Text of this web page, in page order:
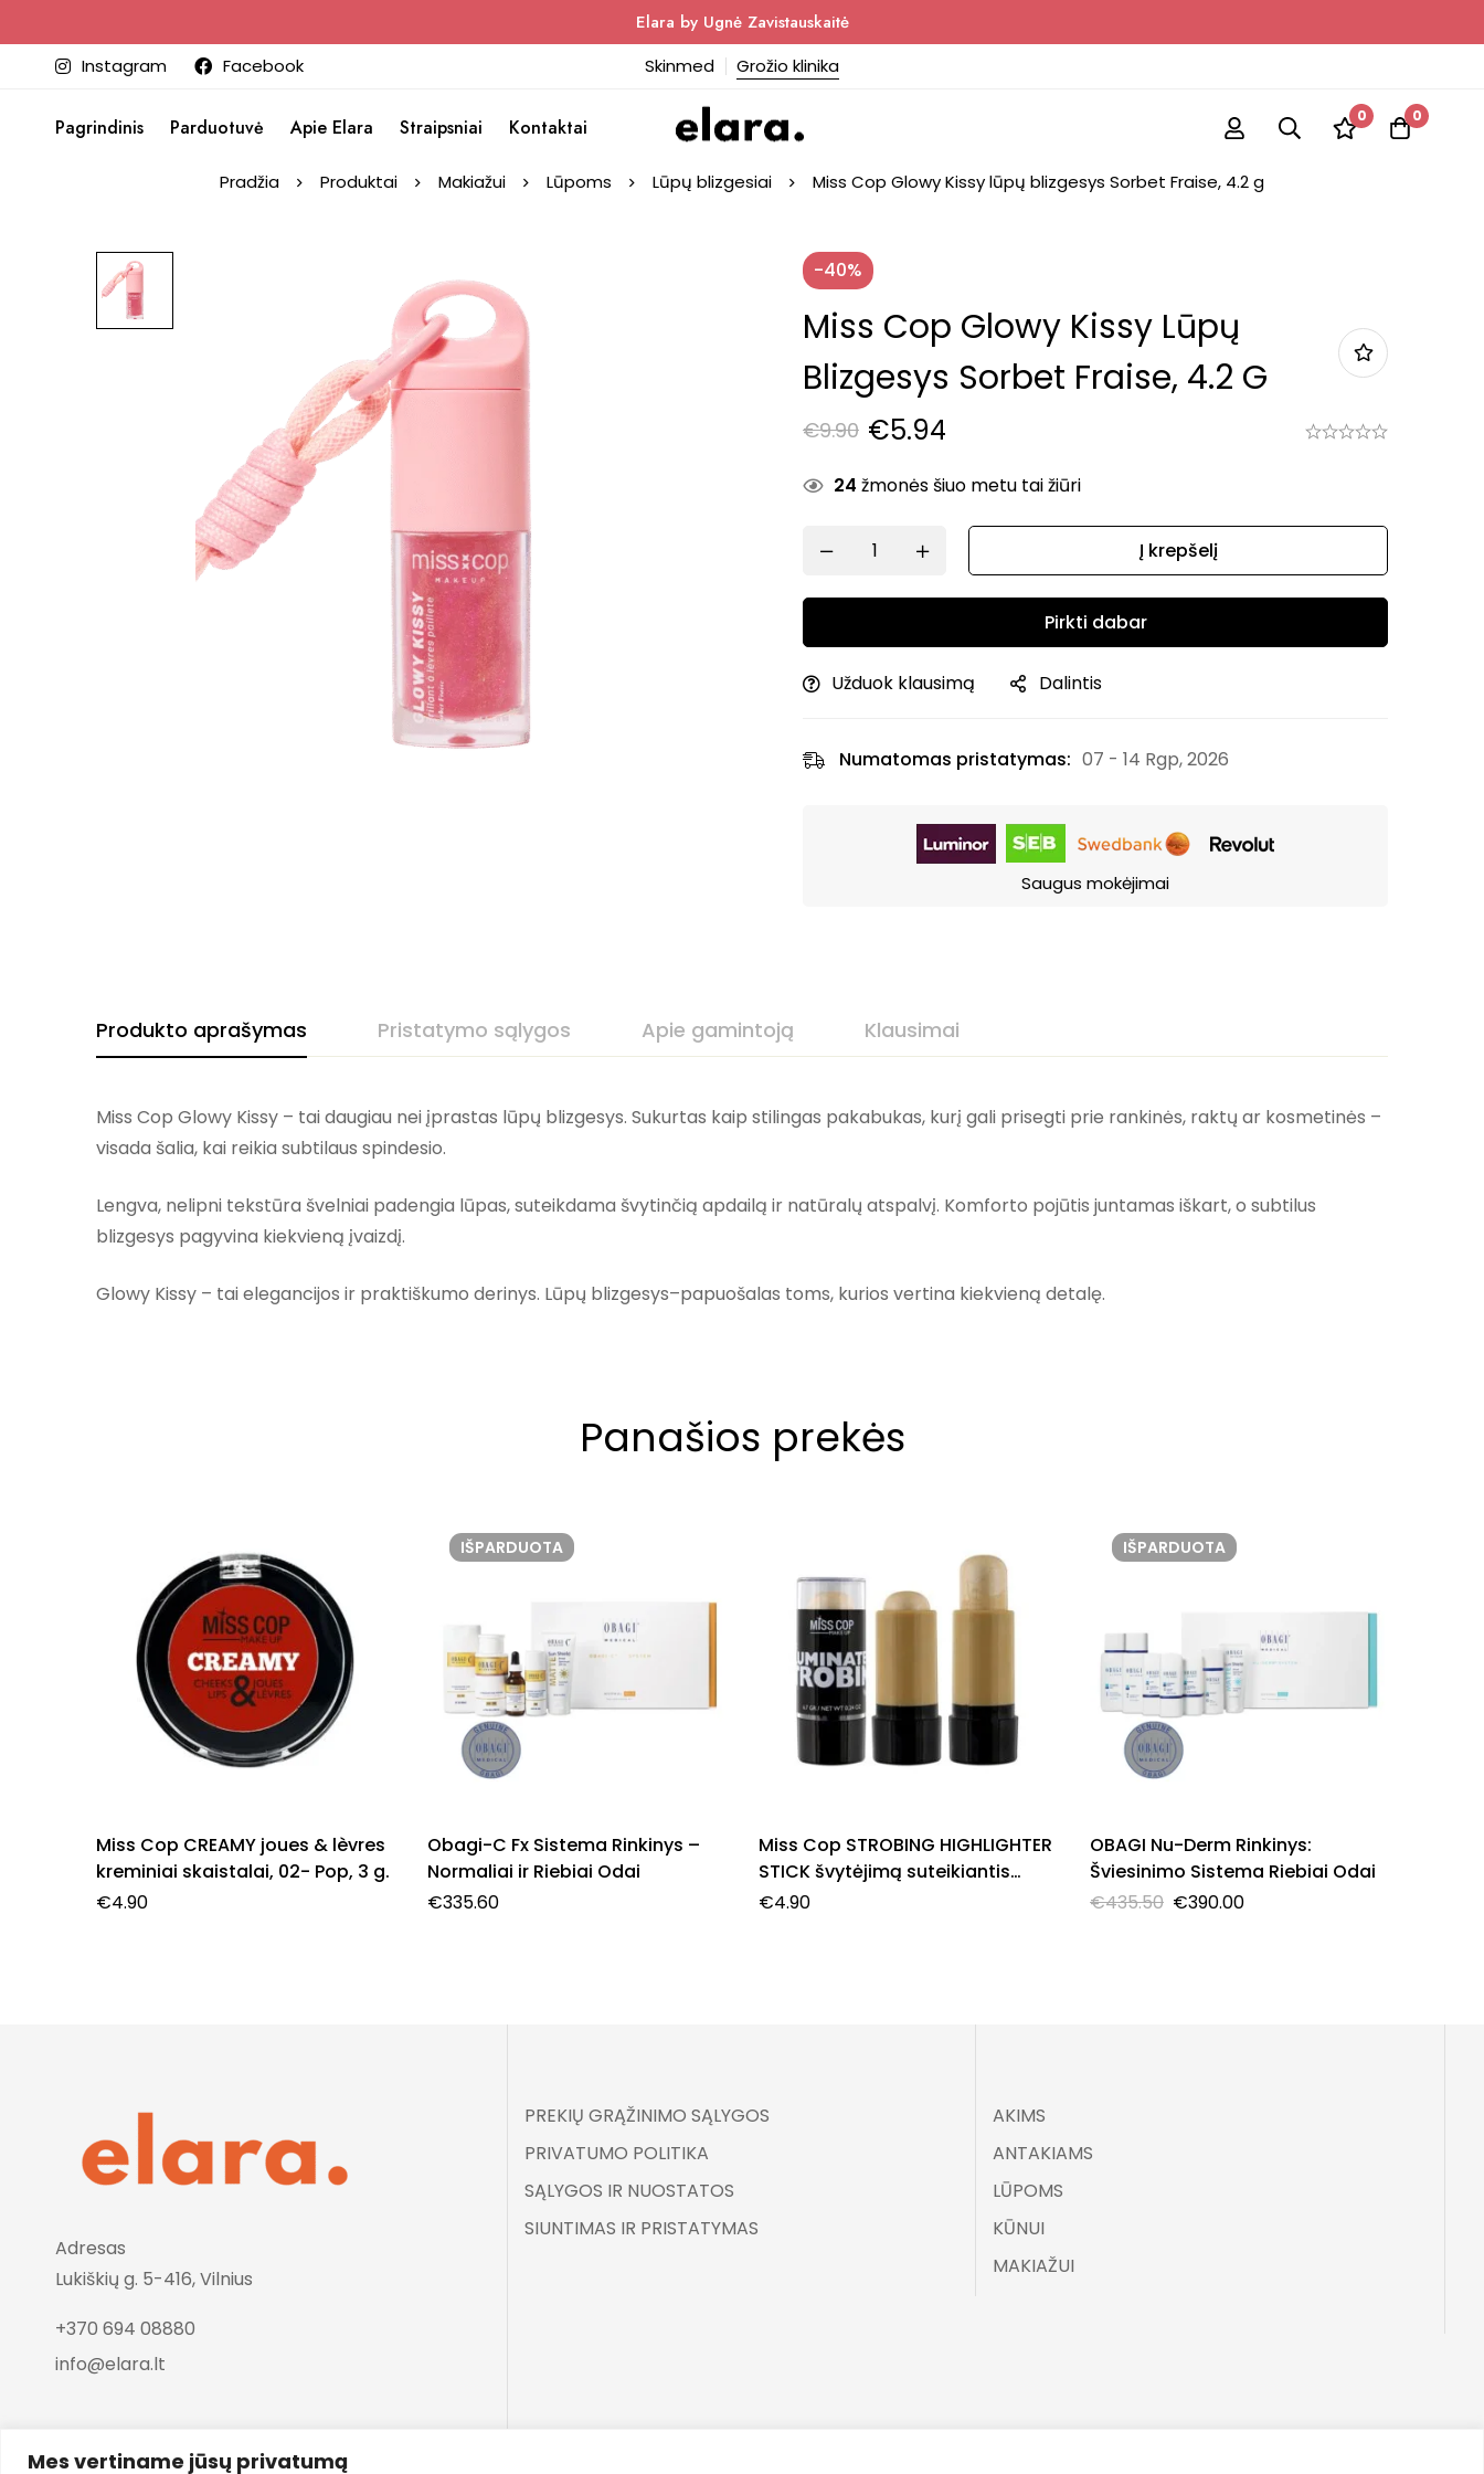
Mes vertiname jūsų privatumą
Elara by Ugnė Zavistauskaitė
Instagram Facebook Skinmed Grožio klinika
Pagrindinis Parduotuvė Apie Elara Straipsniai Kontaktai 0 0
Pradžia Produktai Makiažui Lūpoms Lūpų blizgesiai Miss Cop Glowy Kissy lūpų blizgesys Sorbet Fraise, 4.2 g
-40%
Miss Cop Glowy Kissy Lūpų
Blizgesys Sorbet Fraise, 4.2 G
€9.90 €5.94
24 žmonės šiuo metu tai žiūri
Į krepšelį
Pirkti dabar
Užduok klausimą Dalintis
Numatomas pristatymas: 07 - 14 Rgp, 2026
Saugus mokėjimai
Produkto aprašymas Pristatymo sąlygos Apie gamintoją Klausimai
Miss Cop Glowy Kissy – tai daugiau nei įprastas lūpų blizgesys. Sukurtas kaip stilingas pakabukas, kurį gali prisegti prie rankinės, raktų ar kosmetinės –
visada šalia, kai reikia subtilaus spindesio.
Lengva, nelipni tekstūra švelniai padengia lūpas, suteikdama švytinčią apdailą ir natūralų atspalvį. Komforto pojūtis juntamas iškart, o subtilus
blizgesys pagyvina kiekvieną įvaizdį.
Glowy Kissy – tai elegancijos ir praktiškumo derinys. Lūpų blizgesys–papuošalas toms, kurios vertina kiekvieną detalę.
Panašios prekės
Miss Cop CREAMY joues & lèvres
kreminiai skaistalai, 02- Pop, 3 g.
€4.90
IŠPARDUOTA
Obagi-C Fx Sistema Rinkinys –
Normaliai ir Riebiai Odai
€335.60
Miss Cop STROBING HIGHLIGHTER
STICK švytėjimą suteikiantis
pieštukas, 7,6 g.
€4.90
IŠPARDUOTA
OBAGI Nu-Derm Rinkinys:
Šviesinimo Sistema Riebiai Odai
€435.50 €390.00
Adresas
Lukiškių g. 5-416, Vilnius
+370 694 08880
info@elara.lt
PREKIŲ GRĄŽINIMO SĄLYGOS
PRIVATUMO POLITIKA
SĄLYGOS IR NUOSTATOS
SIUNTIMAS IR PRISTATYMAS
AKIMS
ANTAKIAMS
LŪPOMS
KŪNUI
MAKIAŽUI